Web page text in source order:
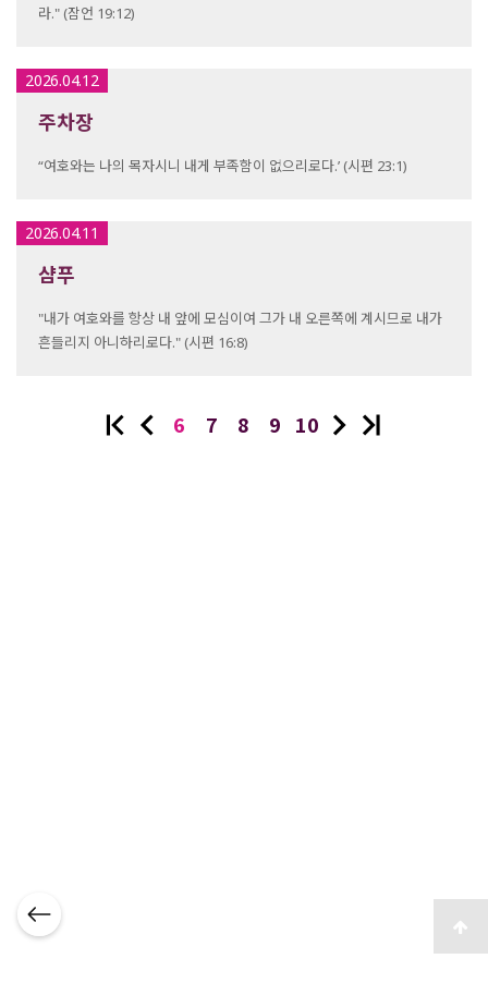
라." (잠언 19:12)
2026.04.12
주차장
“여호와는 나의 목자시니 내게 부족함이 없으리로다.’ (시편 23:1)
2026.04.11
샴푸
"내가 여호와를 항상 내 앞에 모심이여 그가 내 오른쪽에 계시므로 내가
흔들리지 아니하리로다." (시편 16:8)
6 7 8 9 10